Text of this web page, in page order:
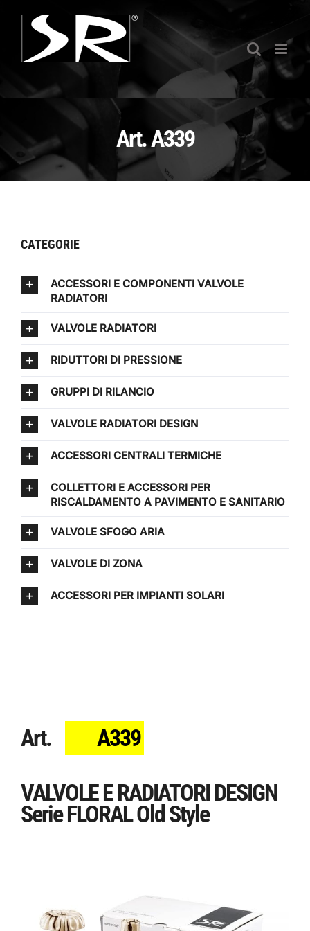
contenuto
Art. A339
Art. A339
VALVOLE E RADIATORI DESIGN
Serie FLORAL Old Style
CATEGORIE
ACCESSORI E COMPONENTI VALVOLE
RADIATORI
VALVOLE RADIATORI
RIDUTTORI DI PRESSIONE
GRUPPI DI RILANCIO
VALVOLE RADIATORI DESIGN
ACCESSORI CENTRALI TERMICHE
COLLETTORI E ACCESSORI PER
RISCALDAMENTO A PAVIMENTO E SANITARIO
VALVOLE SFOGO ARIA
VALVOLE DI ZONA
ACCESSORI PER IMPIANTI SOLARI